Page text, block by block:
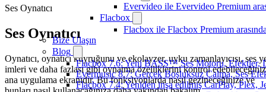
Evervideo ile Evervideo Premium
Flacbox
Flacbox ile Flacbox Premium
Bize Ulaşın
Blog
Flacbox 7.6: Yeni BASS™ Ses Motoru, Efektler,
Evermusic 8.7: Gerçek Boşluksuz Çalma, Ses
Flacbox 7.4: Yeniden inşa edilmiş CarPlay, Plex,
Ses Oynatıcı
Ses Oynatıcı
Oynatıcı, oynatıcı kuyruğunu ve ekolayzer, uyku zamanlayıcısı, ses
imleri ve daha fazlası gibi oynatma özelliklerini kontrol edebileceğiniz
ana uygulama ekranıdır. Bu fonksiyonlarda nasıl gezineceğinize ve